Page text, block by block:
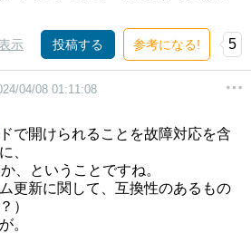
示 投稿する 参考になる! 5
04/08 01:11:08
で開けられることを故障対応を含
、
、ということですね。
更新に関して、互換性のあるもの
）
。